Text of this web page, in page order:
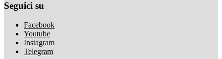
Seguici su
Facebook
Youtube
Instagram
Telegram